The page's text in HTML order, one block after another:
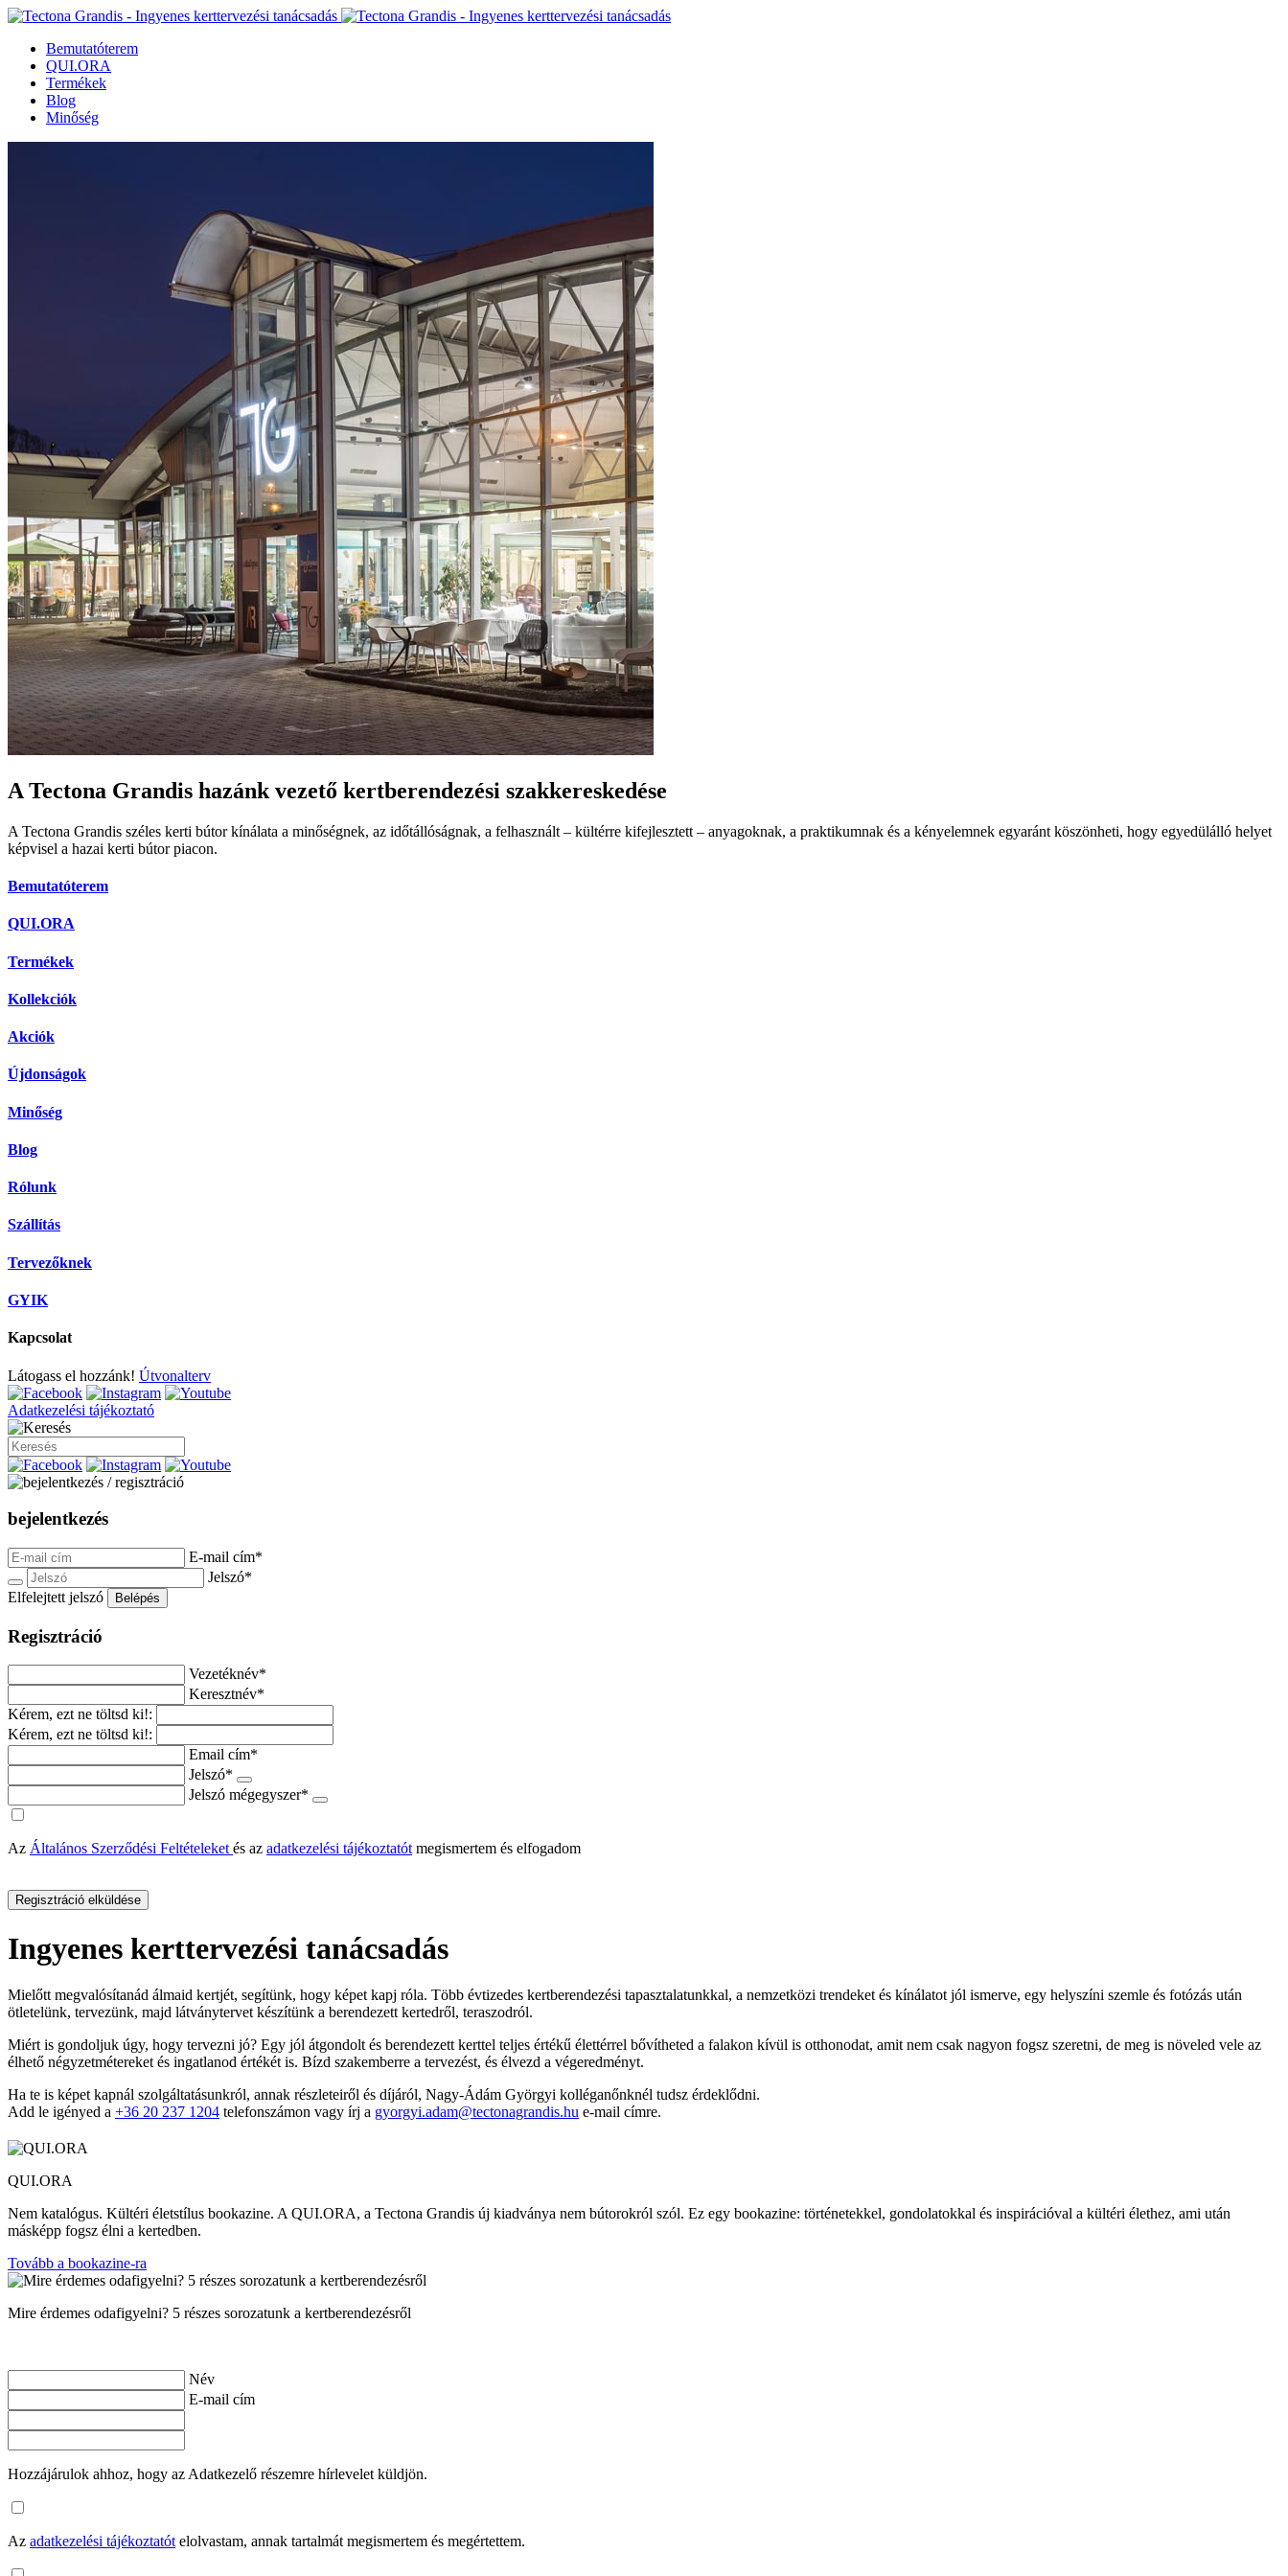
Bemutatóterem
QUI.ORA
Termékek
Blog
Minőség
A Tectona Grandis hazánk vezető kertberendezési szakkereskedése
A Tectona Grandis széles kerti bútor kínálata a minőségnek, az időtállóságnak, a felhasznált – kültérre kifejlesztett – anyagoknak, a praktikumnak és a kényelemnek egyaránt köszönheti, hogy egyedülálló helyet
képvisel a hazai kerti bútor piacon.
Bemutatóterem
QUI.ORA
Termékek
Kollekciók
Akciók
Újdonságok
Minőség
Blog
Rólunk
Szállítás
Tervezőknek
GYIK
Kapcsolat
Látogass el hozzánk! Útvonalterv
Adatkezelési tájékoztató
bejelentkezés
E-mail cím*
Jelszó*
Elfelejtett jelszó
Belépés
Regisztráció
Vezetéknév*
Keresztnév*
Kérem, ezt ne töltsd ki!:
Kérem, ezt ne töltsd ki!:
Email cím*
Jelszó*
Jelszó mégegyszer*
Az Általános Szerződési Feltételeketés az adatkezelési tájékoztatótmegismertem és elfogadom
Ingyenes kerttervezési tanácsadás
Mielőtt megvalósítanád álmaid kertjét, segítünk, hogy képet kapj róla. Több évtizedes kertberendezési tapasztalatunkkal, a nemzetközi trendeket és kínálatot jól ismerve, egy helyszíni szemle és fotózás után
ötletelünk, tervezünk, majd látványtervet készítünk a berendezett kertedről, teraszodról.
Miért is gondoljuk úgy, hogy tervezni jó? Egy jól átgondolt és berendezett kerttel teljes értékű élettérrel bővítheted a falakon kívül is otthonodat, amit nem csak nagyon fogsz szeretni, de meg is növeled vele az
élhető négyzetmétereket és ingatlanod értékét is. Bízd szakemberre a tervezést, és élvezd a végeredményt.
Ha te is képet kapnál szolgáltatásunkról, annak részleteiről és díjáról, Nagy-Ádám Györgyi kolléganőnknél tudsz érdeklődni.
Add le igényed a +36 20 237 1204 telefonszámon vagy írj a gyorgyi.adam@tectonagrandis.hu e-mail címre.
QUI.ORA
Nem katalógus. Kültéri életstílus bookazine. A QUI.ORA, a Tectona Grandis új kiadványa nem bútorokról szól. Ez egy bookazine: történetekkel, gondolatokkal és inspirációval a kültéri élethez, ami után
másképp fogsz élni a kertedben.
Tovább a bookazine-ra
Mire érdemes odafigyelni? 5 részes sorozatunk a kertberendezésről
Név
E-mail cím
Hozzájárulok ahhoz, hogy az Adatkezelő részemre hírlevelet küldjön.
Az adatkezelési tájékoztatót elolvastam, annak tartalmát megismertem és megértettem.